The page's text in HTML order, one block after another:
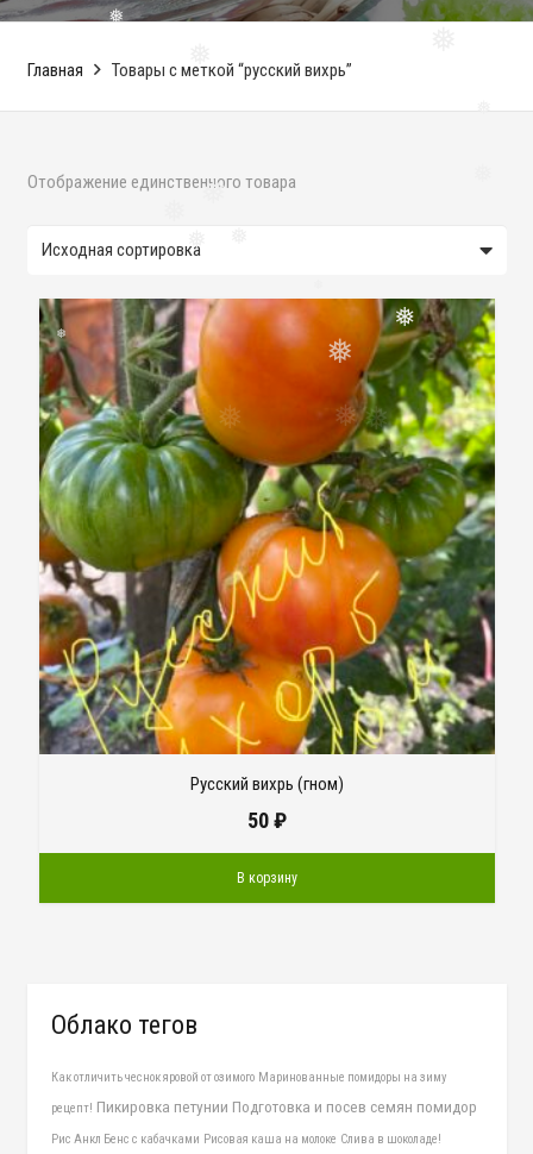
❅
❅
❅
❅
❅
❅
❅
Главная Товары с меткой “русский вихрь”
Отображение единственного товара
Русский вихрь (гном)
50₽
В корзину
Облако тегов
Как отличить чеснок яровой от озимого Маринованные помидоры на зиму
рецепт! Пикировка петунии Подготовка и посев семян помидор
Рис Анкл Бенс с кабачками Рисовая каша на молоке Слива в шоколаде!